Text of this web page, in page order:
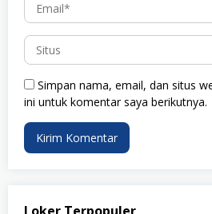
Simpan nama, email, dan situs
ini untuk komentar saya berikutnya.